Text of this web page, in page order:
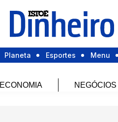
Planeta Esportes Menu
ECONOMIA NEGÓCIOS